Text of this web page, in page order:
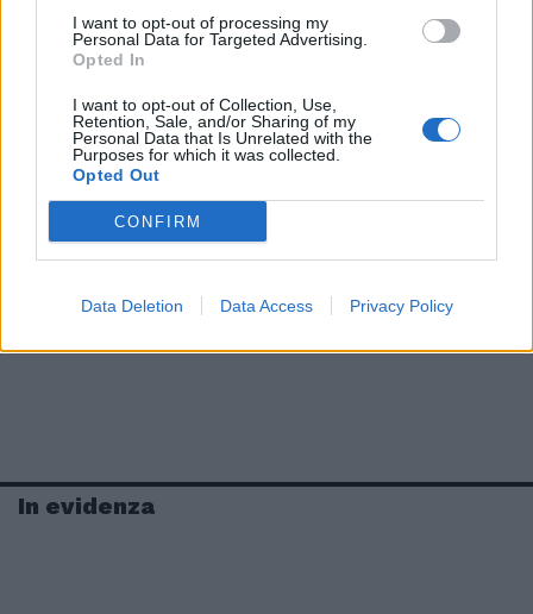
I want to opt-out of processing my
Personal Data for Targeted Advertising.
Opted In
I want to opt-out of Collection, Use,
Retention, Sale, and/or Sharing of my
Personal Data that Is Unrelated with the
Purposes for which it was collected.
Opted Out
CONFIRM
Data Deletion Data Access Privacy Policy
In evidenza